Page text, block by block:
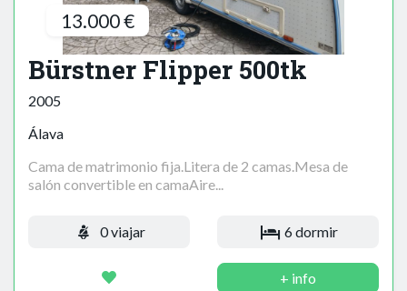
13.000 €
Bürstner Flipper 500tk
2005
Álava
Cama de matrimonio fija.Litera de 2 camas.Mesa de
salón convertible en camaAire...
0 viajar 6 dormir
+ info